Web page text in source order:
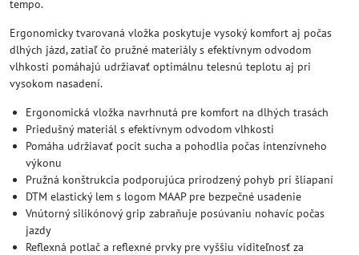
tempo.
Ergonomicky tvarovaná vložka poskytuje vysoký komfort aj počas
dlhých jázd, zatiaľ čo pružné materiály s efektívnym odvodom
vlhkosti pomáhajú udržiavať optimálnu telesnú teplotu aj pri
vysokom nasadení.
Ergonomická vložka navrhnutá pre komfort na dlhých trasách
Priedušný materiál s efektívnym odvodom vlhkosti
Pomáha udržiavať pocit sucha a pohodlia počas intenzívneho
výkonu
Pružná konštrukcia podporujúca prirodzený pohyb pri šliapaní
DTM elastický lem s logom MAAP pre bezpečné usadenie
Vnútorný silikónový grip zabraňuje posúvaniu nohavíc počas
jazdy
Reflexná potlač a reflexné prvky pre vyššiu viditeľnosť za